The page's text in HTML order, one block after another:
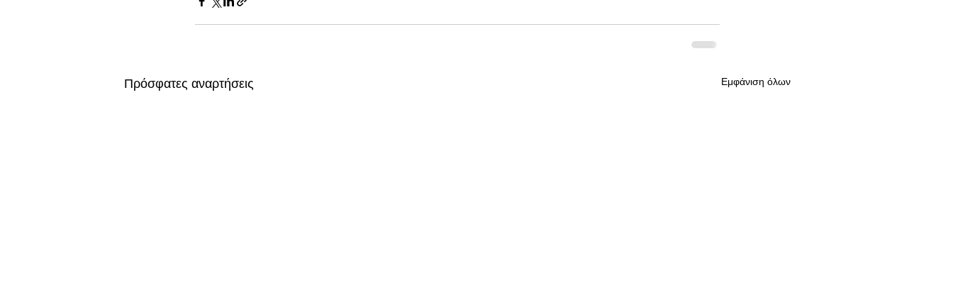
Πρόσφατες αναρτήσεις Εμφάνιση όλων